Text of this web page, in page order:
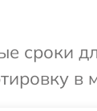
сроки
в